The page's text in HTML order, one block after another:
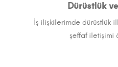
Dürüstlük
İş ilişkilerimde dürüstlük
şeffaf iletişimi